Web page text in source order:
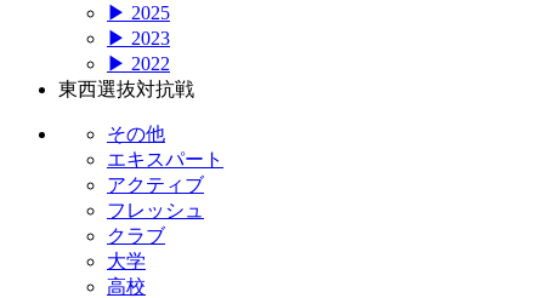
▶ 2025
▶ 2023
▶ 2022
東西選抜対抗戦
その他
エキスパート
アクティブ
フレッシュ
クラブ
大学
高校